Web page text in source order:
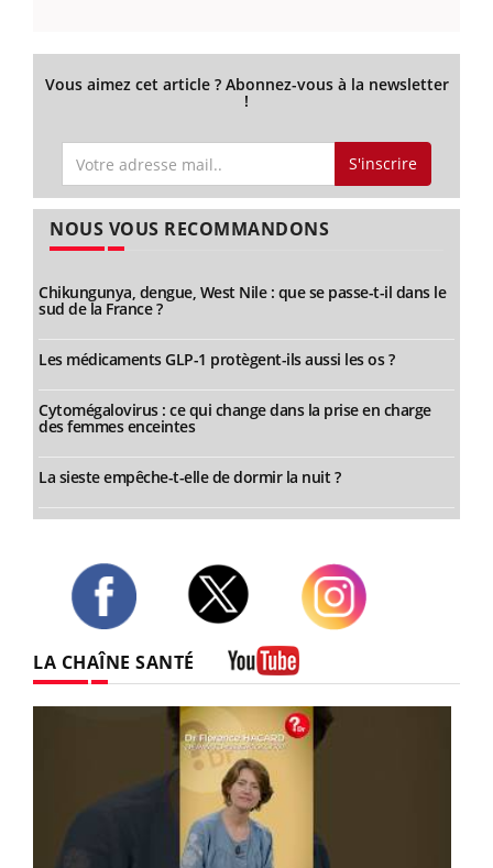
Vous aimez cet article ? Abonnez-vous à la newsletter
!
S'inscrire
NOUS VOUS RECOMMANDONS
Chikungunya, dengue, West Nile : que se passe-t-il dans le
sud de la France ?
Les médicaments GLP-1 protègent-ils aussi les os ?
Cytomégalovirus : ce qui change dans la prise en charge
des femmes enceintes
La sieste empêche-t-elle de dormir la nuit ?
LA CHAÎNE SANTÉ